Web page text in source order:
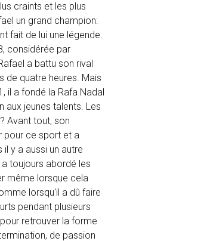
craints et les plus
un grand champion:
fait de lui une légende.
considérée par
a battu son rival
de quatre heures. Mais
il a fondé la Rafa Nadal
aux jeunes talents. Les
Avant tout, son
pour ce sport et a
y a aussi un autre
toujours abordé les
même lorsque cela
lorsqu'il a dû faire
pendant plusieurs
retrouver la forme
de passion